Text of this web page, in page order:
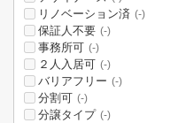
リノベーション済 (-)
保証人不要 (-)
事務所可 (-)
２人入居可 (-)
バリアフリー (-)
分割可 (-)
分譲タイプ (-)